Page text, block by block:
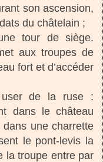
son ascension,
du châtelain ;
tour de siège.
aux troupes de
fort et d’accéder
user de la ruse :
dans le château
une charrette
le pont-levis la
la troupe entre par